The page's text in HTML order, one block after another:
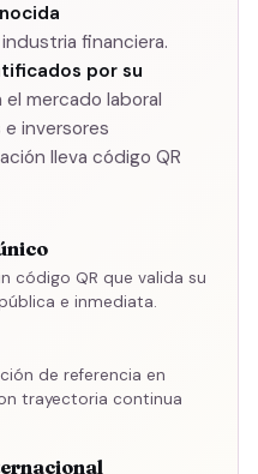
financiera.
por su
mercado laboral
inversores
lleva código QR
código QR que valida su
e inmediata.
de referencia en
trayectoria continua